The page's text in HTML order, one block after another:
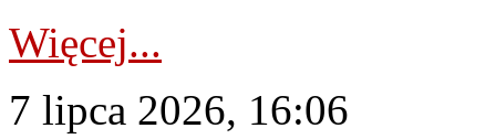
Więcej...
7 lipca 2026, 16:06